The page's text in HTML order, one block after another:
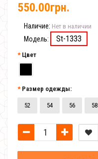
550.00грн.
Наличие: Нет в наличии
Модель: St-1333
Цвет
Размер одежды:
52 54 56 58